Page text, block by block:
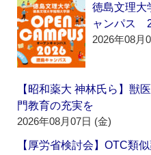
徳島文理
ャンパス
2026年08月
【昭和薬大 神林氏ら】獣
門教育の充実を
2026年08月07日 (金)
【厚労省検討会】OTC類